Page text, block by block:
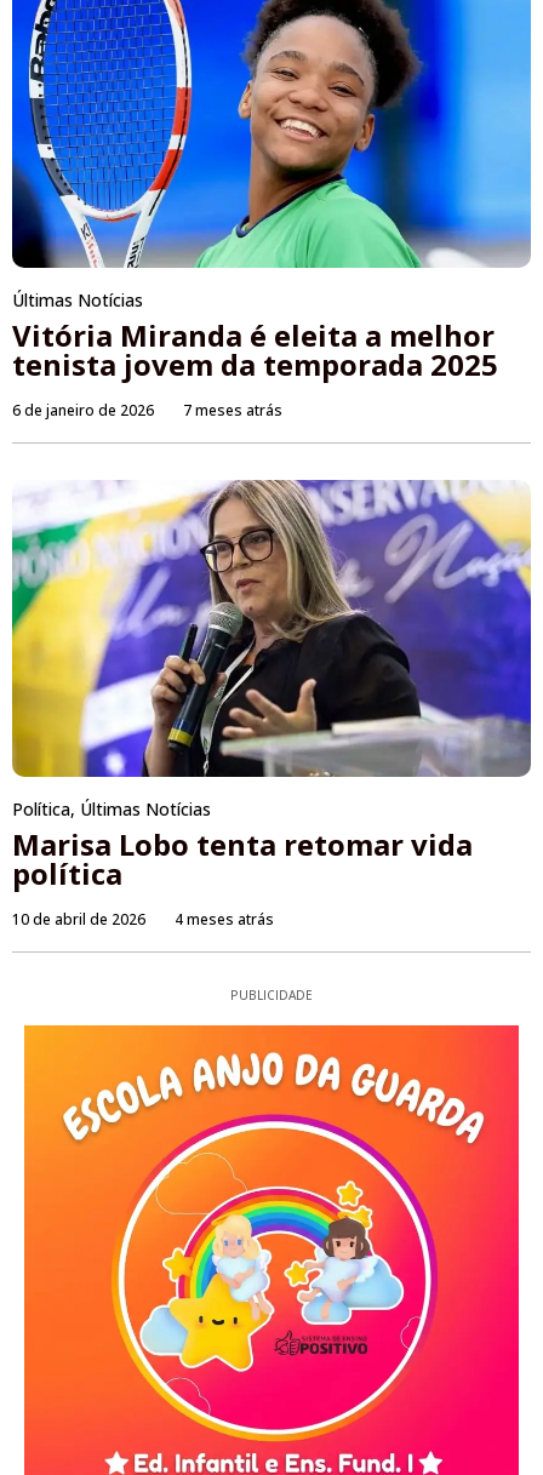
Últimas Notícias
Vitória Miranda é eleita a melhor
tenista jovem da temporada 2025
6 de janeiro de 2026 7 meses atrás
Política, Últimas Notícias
Marisa Lobo tenta retomar vida
política
10 de abril de 2026 4 meses atrás
PUBLICIDADE